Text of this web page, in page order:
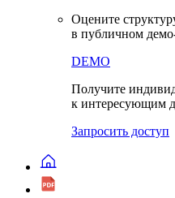
Оцените
в публичном
DEMO
Получите
к интересующим
Запросить доступ